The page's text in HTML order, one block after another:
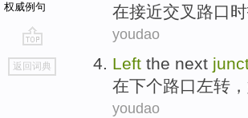
权威例句
go
top
返回词典
在接近交叉 路口
youdao
Left the next
在下个路口左转 ，
youdao